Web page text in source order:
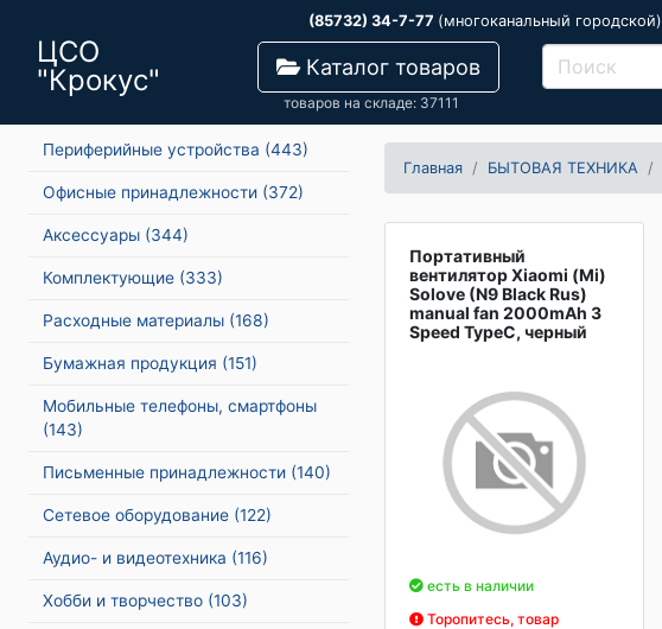
(85732) 34-7-77 (многоканальный городской)
ЦСО
"Крокус"
Каталог товаров
товаров на складе: 37111
Периферийные устройства (443)
Офисные принадлежности (372)
Аксессуары (344)
Комплектующие (333)
Расходные материалы (168)
Бумажная продукция (151)
Мобильные телефоны, смартфоны
(143)
Письменные принадлежности (140)
Сетевое оборудование (122)
Аудио- и видеотехника (116)
Хобби и творчество (103)
Главная БЫТОВАЯ ТЕХНИКА
Портативный
вентилятор Xiaomi (Mi)
Solove (N9 Black Rus)
manual fan 2000mAh 3
Speed TypeC, черный
есть в наличии
Торопитесь, товар